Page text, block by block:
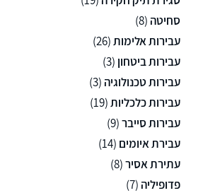
סחיטה (8)
עבירות אלימות(26)
עבירות ביטחון (3)
עבירות טכנולוגיה (3)
עבירות כלכליות(19)
עבירות סייבר(9)
עבירת איומים (14)
עתירת אסיר(8)
פדופיליה (7)